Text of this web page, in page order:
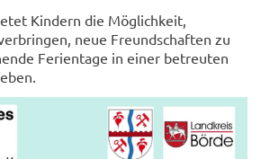
Kindern die Möglichkeit,
neue Freundschaften zu
Ferientage in einer betreuten